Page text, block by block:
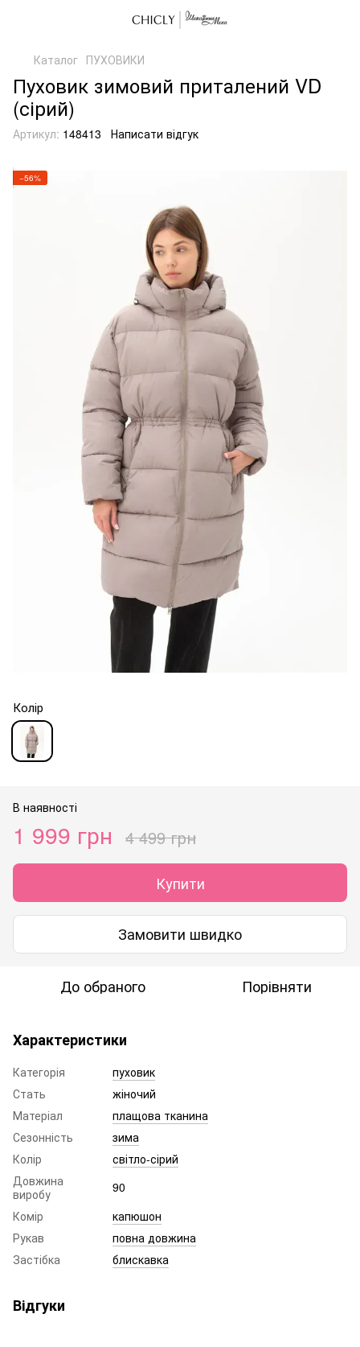
Каталог ПУХОВИКИ
Пуховик зимовий приталений VD
(сірий)
Артикул: 148413 Написати відгук
−56%
Колір
В наявності
1 999 грн 4 499 грн
Купити
Замовити швидко
До обраного Порівняти
Характеристики
Категорія
пуховик
Стать
жіночий
Матеріал
плащова тканина
Сезонність
зима
Колір
світло-сірий
Довжина
виробу
90
Комір
капюшон
Рукав
повна довжина
Застібка
блискавка
Відгуки